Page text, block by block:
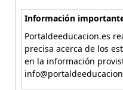
Información
Portaldeeducacion.es
precisa acerca de los
en la información